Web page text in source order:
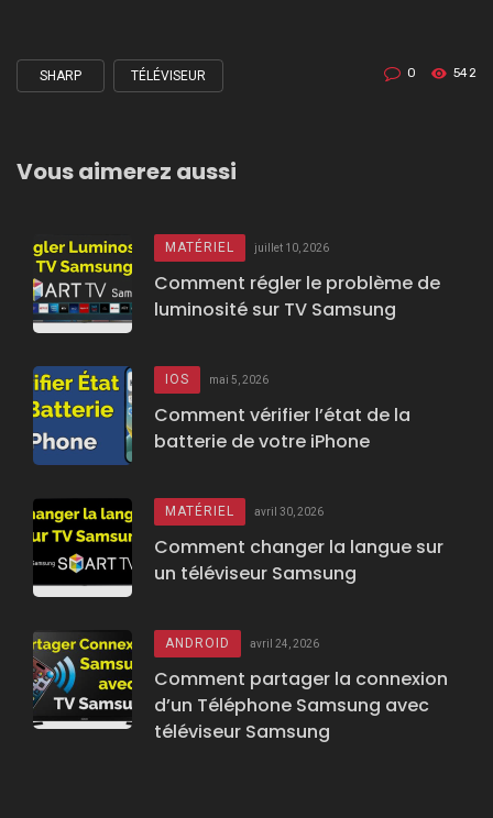
Tagged
SHARP TÉLÉVISEUR 0 542
Vous aimerez aussi
MATÉRIEL juillet 10, 2026
Comment régler le problème de
luminosité sur TV Samsung
IOS mai 5, 2026
Comment vérifier l’état de la
batterie de votre iPhone
MATÉRIEL avril 30, 2026
Comment changer la langue sur
un téléviseur Samsung
ANDROID avril 24, 2026
Comment partager la connexion
d’un Téléphone Samsung avec
téléviseur Samsung